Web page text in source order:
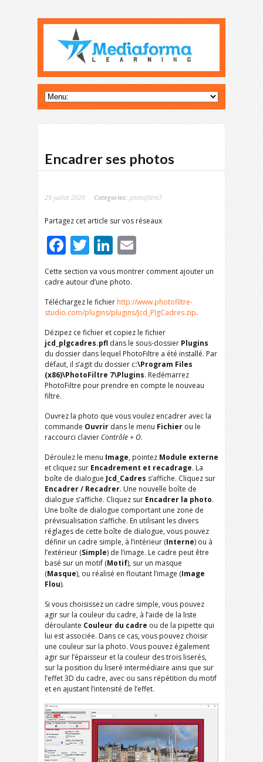
Encadrer ses photos
29 juillet 2020 Categories: photofiltre7
Partagez cet article sur vos réseaux
Facebook
TwitterLinkedIn
Cette section va vous montrer comment ajouter un
cadre autour d’une photo.
Téléchargez le fichier http://www.photofiltre-
studio.com/plugins/plugins/Jcd_PlgCadres.zip.
Dézipez ce fichier et copiez le fichier
jcd_plgcadres.pfl dans le sous-dossier Plugins
du dossier dans lequel PhotoFiltre a été installé. Par
défaut, il s’agit du dossier c:\Program Files
(x86)\PhotoFiltre 7\Plugins. Redémarrez
PhotoFiltre pour prendre en compte le nouveau
filtre.
Ouvrez la photo que vous voulez encadrer avec la
commande Ouvrir dans le menu Fichier ou le
raccourci clavier Contrôle + O.
Déroulez le menu Image, pointez Module externe
et cliquez sur Encadrement et recadrage. La
boîte de dialogue Jcd_Cadres s’affiche. Cliquez sur
Encadrer / Recadrer. Une nouvelle boîte de
dialogue s’affiche. Cliquez sur Encadrer la photo.
Une boîte de dialogue comportant une zone de
prévisualisation s’affiche. En utilisant les divers
réglages de cette boîte de dialogue, vous pouvez
définir un cadre simple, à l’intérieur (Interne) ou à
l’extérieur (Simple) de l’image. Le cadre peut être
basé sur un motif (Motif), sur un masque
(Masque), ou réalisé en floutant l’image (Image
Flou).
Si vous choisissez un cadre simple, vous pouvez
agir sur la couleur du cadre, à l’aide de la liste
déroulante Couleur du cadre ou de la pipette qui
lui est associée. Dans ce cas, vous pouvez choisir
une couleur sur la photo. Vous pouvez également
agir sur l’épaisseur et la couleur des trois liserés,
sur la position du liseré intermédiaire ainsi que sur
l’effet 3D du cadre, avec ou sans répétition du motif
et en ajustant l’intensité de l’effet.